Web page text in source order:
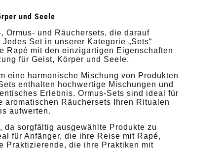
und Seele
Ormus- und Räuchersets, die darauf
Set in unserer Kategorie „Sets“
Rapé mit den einzigartigen Eigenschaften
für Geist, Körper und Seele.
eine harmonische Mischung von Produkten
enthalten hochwertige Mischungen und
Erlebnis. Ormus-Sets sind ideal für
Räuchersets Ihren Ritualen
aufwerten.
da sorgfältig ausgewählte Produkte zu
für Anfänger, die ihre Reise mit Rapé,
Praktizierende, die ihre Praktiken mit